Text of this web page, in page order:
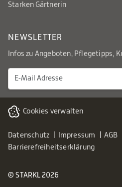
Starken Gärtnerin
NEWSLETTER
Infos zu Angeboten, Pflegetipps,
Cookies verwalten
Datenschutz Impressum AGB
Barrierefreiheitserklärung
© STARKL 2026